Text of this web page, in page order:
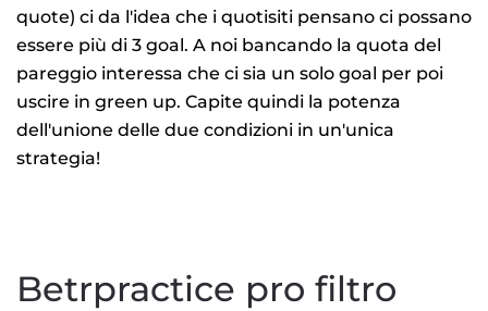
quote) ci da l'idea che i quotisiti pensano ci possano
essere più di 3 goal. A noi bancando la quota del
pareggio interessa che ci sia un solo goal per poi
uscire in green up. Capite quindi la potenza
dell'unione delle due condizioni in un'unica
strategia!
Betrpractice pro filtro